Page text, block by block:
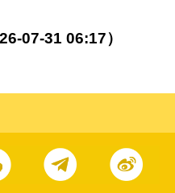
07-31 06:17）